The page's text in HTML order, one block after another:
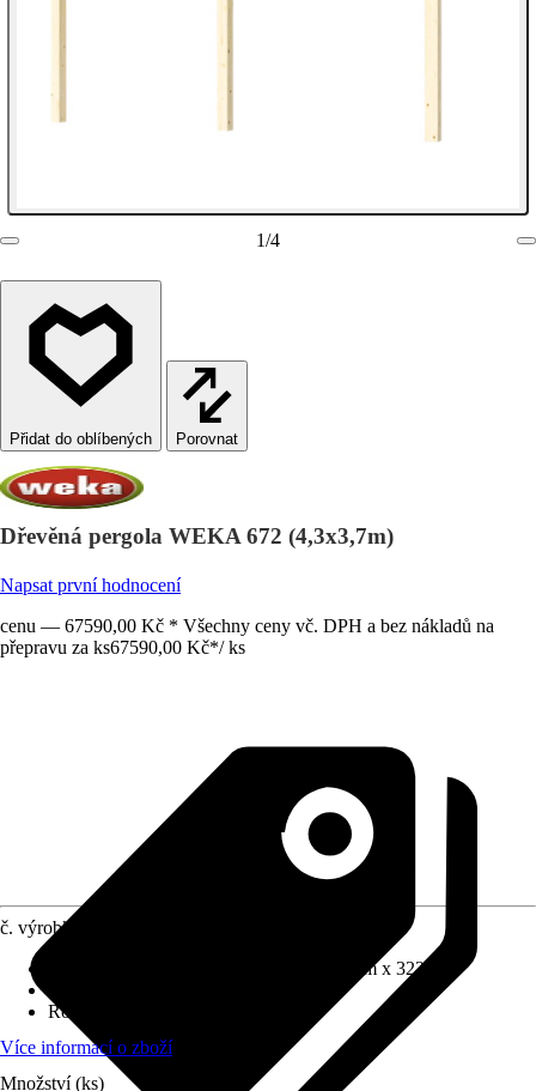
1/4
Porovnat
Dřevěná pergola WEKA 672 (4,3x3,7m)
Napsat první hodnocení
cenu — 67590,00 Kč * Všechny ceny vč. DPH a bez nákladů na
přepravu za ks67590,00 Kč*/ ks
č. výrobku
434 cm x 322 cm
Rozměry sloupů/sloupků
Více informací o zboží
Množství (ks)